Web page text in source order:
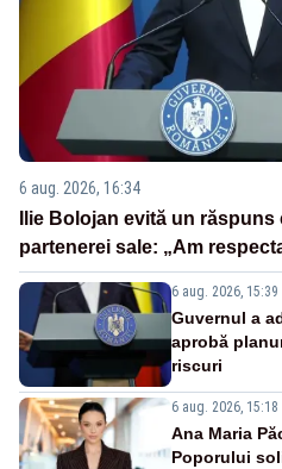
6 aug. 2026, 16:34
Ilie Bolojan evită un
partenerei sale: „Am
6 aug. 2026, 15:39
Guvernul a
aprobă
riscuri
6 aug. 2026, 15:18
Ana Maria
Poporului